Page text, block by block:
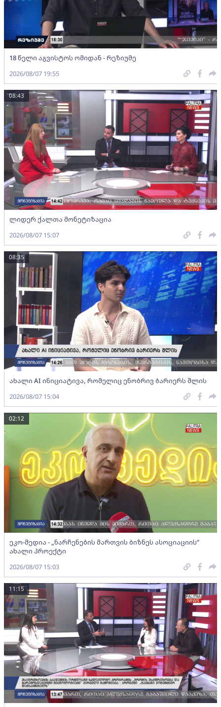
18 წელი აგვისტოს ომიდან - რეზიუმე
2026/08/07 19:55
ლიდერ ქალთა მონეტიზაცია
08:43
2026/08/07 15:07
ახალი AI ინიციატივა, რომელიც ენობრივ ბარიერს შლის
08:35
2026/08/07 15:04
ეკო-მედია - „ნარჩენების მართვის ბიზნეს ასოციაციის”
ახალი პროექტი
02:12
2026/08/07 15:03
11:15